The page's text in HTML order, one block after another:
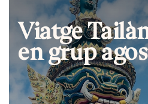
Viatge
en grup